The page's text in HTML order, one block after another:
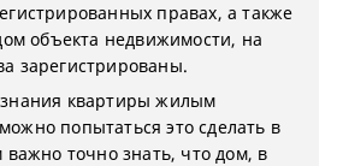
правах, а также
объекта недвижимости, на
зарегистрированы.
квартиры жилым
попытаться это сделать в
важно точно знать, что дом, в